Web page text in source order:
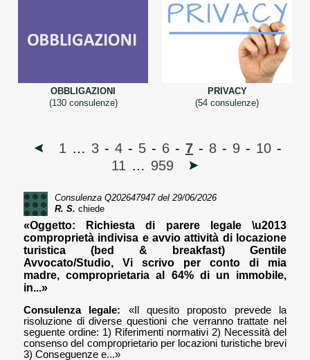
OBBLIGAZIONI
(130 consulenze)
PRIVACY
(54 consulenze)
1 … 3 - 4 - 5 - 6 - 7 - 8 - 9 - 10 -
11 … 959
Consulenza Q202647947del 29/06/2026
R. S. chiede
«Oggetto: Richiesta di parere legale \u2013
comproprietà indivisa e avvio attività di locazione
turistica (bed & breakfast) Gentile
Avvocato/Studio, Vi scrivo per conto di mia
madre, comproprietaria al 64% di un immobile,
in...»
Consulenza legale: «Il quesito proposto prevede la
risoluzione di diverse questioni che verranno trattate nel
seguente ordine: 1) Riferimenti normativi 2) Necessità del
consenso del comproprietario per locazioni turistiche brevi
3) Conseguenze e...»